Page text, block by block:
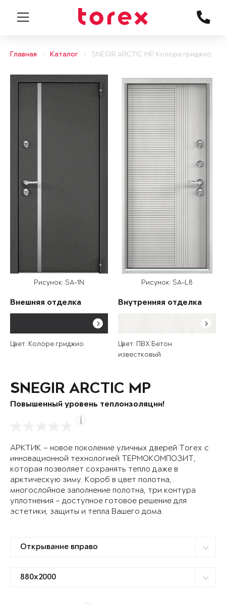
Главная Каталог SNEGIR ARCTIC MP Колоре гриджио
Рисунок: SA-1N
Внешняя отделка
Цвет: Колоре гриджио
Рисунок: SA-L8
Внутренняя отделка
Цвет: ПВХ Бетон
известковый
SNEGIR ARCTIC MP
Повышенный уровень теплоизоляции!
АРКТИК – новое поколение уличных дверей Torex с
инновационной технологией ТЕРМОКОМПОЗИТ,
которая позволяет сохранять тепло даже в
арктическую зиму. Короб в цвет полотна,
многослойное заполнение полотна, три контура
уплотнения – доступное готовое решение для
эстетики, защиты и тепла Вашего дома.